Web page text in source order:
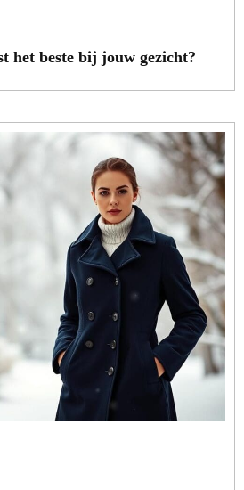
het beste bij jouw gezicht?